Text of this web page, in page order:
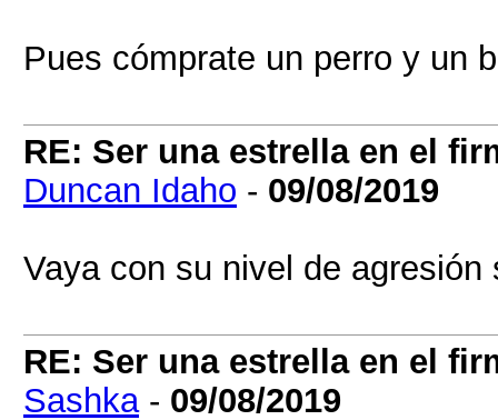
Pues cómprate un perro y un
RE: Ser una estrella en el
Duncan Idaho - 09/08/2019
Vaya con su nivel de agresión
RE: Ser una estrella en el
Sashka- 09/08/2019